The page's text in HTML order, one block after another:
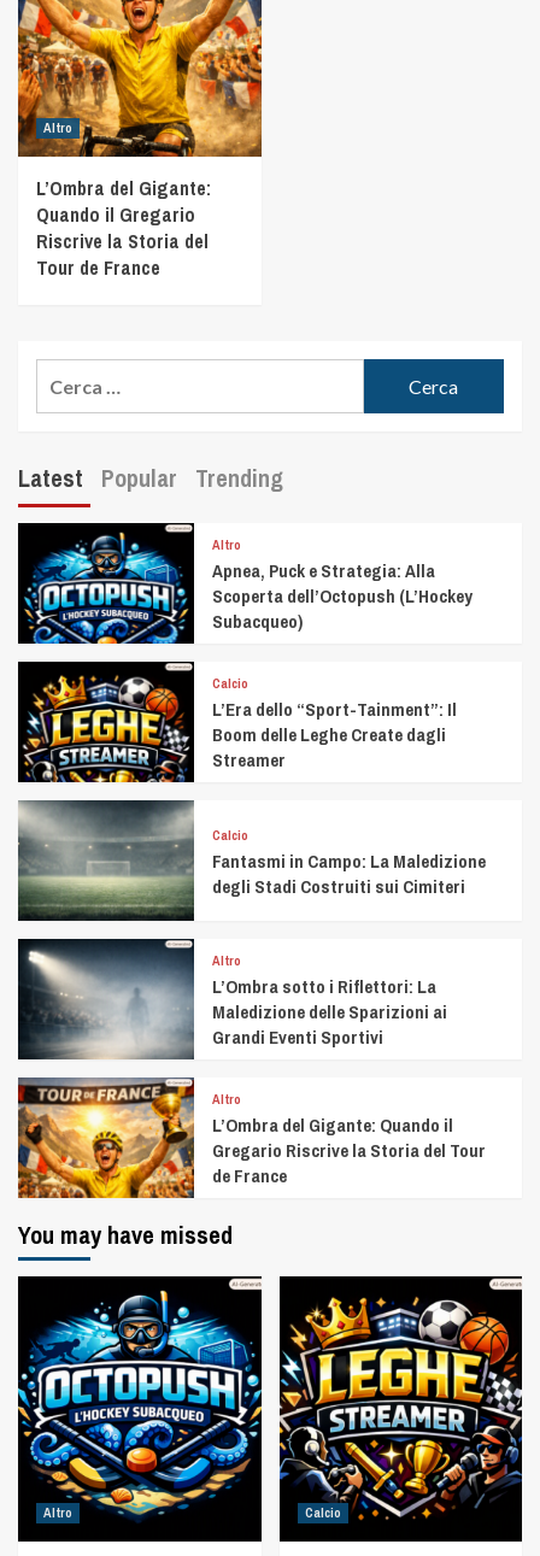
Altro
L’Ombra del Gigante:
Quando il Gregario
Riscrive la Storia del
Tour de France
Latest Popular Trending
Altro
Apnea, Puck e Strategia: Alla
Scoperta dell’Octopush (L’Hockey
Subacqueo)
Calcio
L’Era dello “Sport-Tainment”: Il
Boom delle Leghe Create dagli
Streamer
Calcio
Fantasmi in Campo: La Maledizione
degli Stadi Costruiti sui Cimiteri
Altro
L’Ombra sotto i Riflettori: La
Maledizione delle Sparizioni ai
Grandi Eventi Sportivi
Altro
L’Ombra del Gigante: Quando il
Gregario Riscrive la Storia del Tour
de France
You may have missed
Altro Calcio